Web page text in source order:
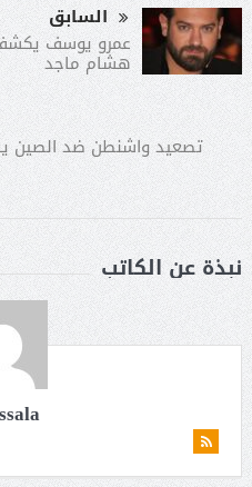
السابق
عمرو يوسف
هشام ماجد
تصعيد واشنطن ضد الصين
نبذة عن الكاتب